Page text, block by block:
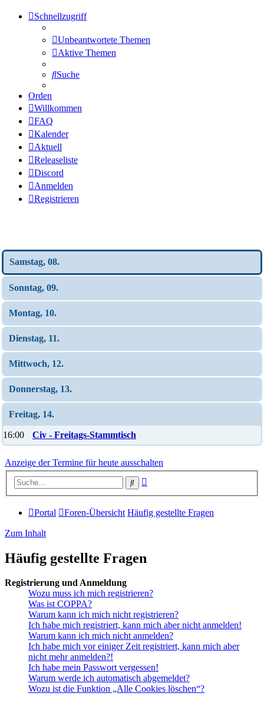
Schnellzugriff
Unbeantwortete Themen
Aktive Themen
Suche
Orden
Willkommen
FAQ
Kalender
Aktuell
Releaseliste
Discord
Anmelden
Registrieren
Samstag, 08.
Sonntag, 09.
Montag, 10.
Dienstag, 11.
Mittwoch, 12.
Donnerstag, 13.
Freitag, 14.
16:00 Civ - Freitags-Stammtisch
Anzeige der Termine für heute ausschalten
Suche
Portal Foren-Übersicht Häufig gestellte Fragen
Zum Inhalt
Häufig gestellte Fragen
Registrierung und Anmeldung
Wozu muss ich mich registrieren?
Was ist COPPA?
Warum kann ich mich nicht registrieren?
Ich habe mich registriert, kann mich aber nicht anmelden!
Warum kann ich mich nicht anmelden?
Ich habe mich vor einiger Zeit registriert, kann mich aber
nicht mehr anmelden?!
Ich habe mein Passwort vergessen!
Warum werde ich automatisch abgemeldet?
Wozu ist die Funktion „Alle Cookies löschen“?